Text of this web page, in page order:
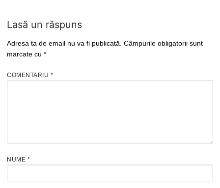
Lasă un răspuns
Adresa ta de email nu va fi publicată. Câmpurile obligatorii sunt
marcate cu *
COMENTARIU *
NUME *